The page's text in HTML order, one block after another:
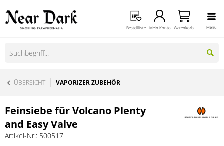
Menü
Bestellliste Mein Konto Warenkorb
ÜBERSICHT VAPORIZER ZUBEHÖR
Feinsiebe für Volcano Plenty
and Easy Valve
Artikel-Nr.: 500517